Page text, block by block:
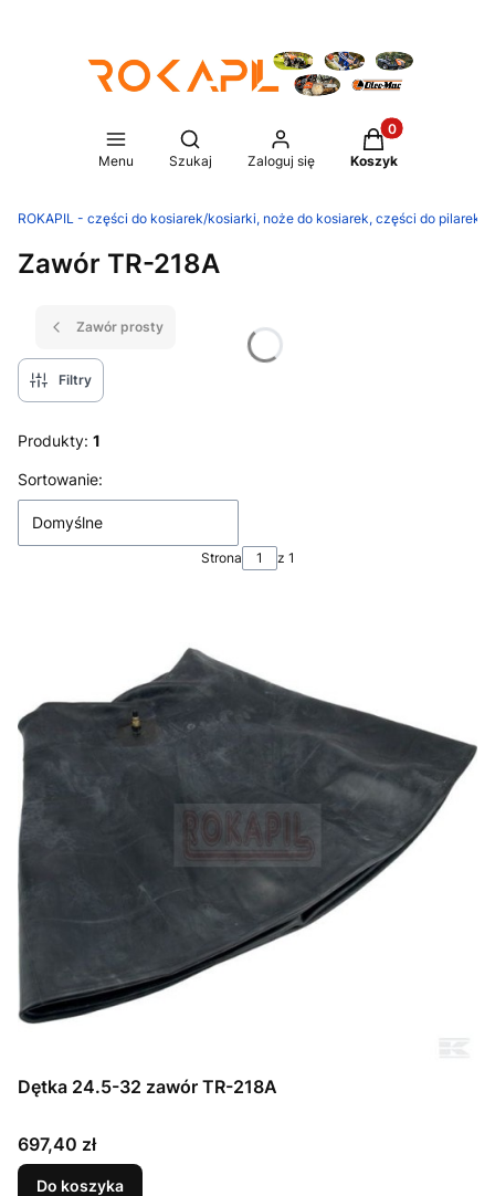
Menu
Otwórz wyszukiwarkę
Szukaj Zaloguj się
Produkty w
Koszyk
ROKAPIL - części do kosiarek/kosiarki, noże do kosiarek, części do pilarek/
Zawór TR-218A
Zawór prosty
Filtry
Produkty: 1
Lista produktów
Sortowanie:
Domyślne
Strona z 1
Dętka 24.5-32 zawór TR-218A
Cena
697,40 zł
Do koszyka